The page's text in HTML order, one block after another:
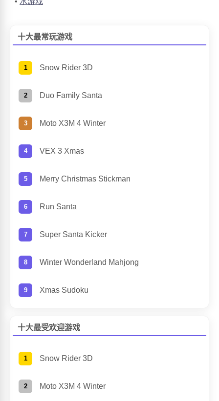
十大最常玩游戏
Snow Rider 3D
Duo Family Santa
Moto X3M 4 Winter
VEX 3 Xmas
Merry Christmas Stickman
Run Santa
Super Santa Kicker
Winter Wonderland Mahjong
Xmas Sudoku
十大最受欢迎游戏
Snow Rider 3D
Moto X3M 4 Winter